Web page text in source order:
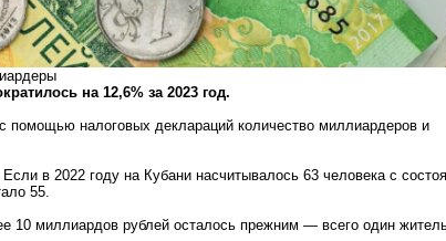
на 12,6% за 2023 год.
помощью налоговых деклараций количество миллиардеров и
в 2022 году на Кубани насчитывалось 63 человека с
55.
10 миллиардов рублей осталось прежним — всего один